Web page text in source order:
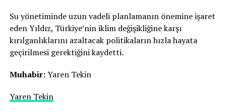
Su yönetiminde uzun vadeli planlamanın önemine işaret
eden Yıldız, Türkiye’nin iklim değişikliğine karşı
kırılganlıklarını azaltacak politikaların hızla hayata
geçirilmesi gerektiğini kaydetti.
Muhabir:Yaren Tekin
Yaren Tekin